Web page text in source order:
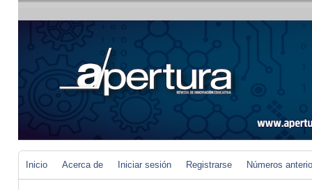
Inicio Acerca de Iniciar sesión Registrarse Números